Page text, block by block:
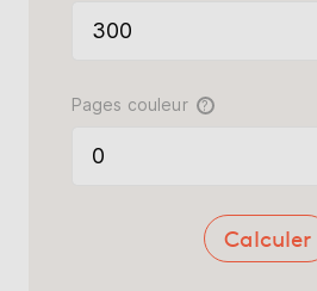
Pages couleur ?
Calculer